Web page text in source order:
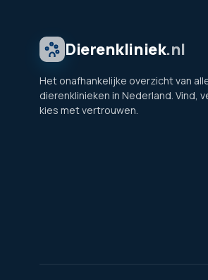
Dierenkliniek.nl
Het onafhankelijke overzicht van
dierenklinieken in Nederland. Vind,
kies met vertrouwen.